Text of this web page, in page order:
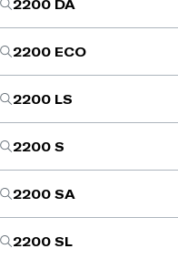
2200 DA
2200 ECO
2200 LS
2200 S
2200 SA
2200 SL